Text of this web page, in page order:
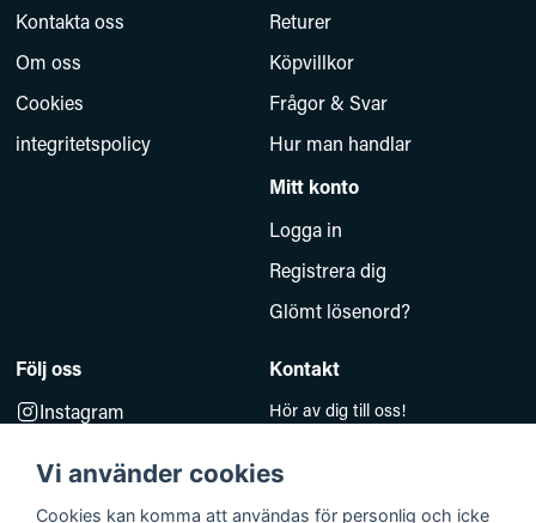
Kontakta oss
Om oss
Cookies
integritetspolicy
Returer
Köpvillkor
Frågor & Svar
Hur man handlar
Mitt konto
Logga in
Registrera dig
Glömt lösenord?
Följ oss
Instagram
Kontakt
Hör av dig till oss!
kundsupport@baddkompaniet.se
Telefon:044-813 00
Vi använder cookies
Cookies kan komma att användas för personlig och icke